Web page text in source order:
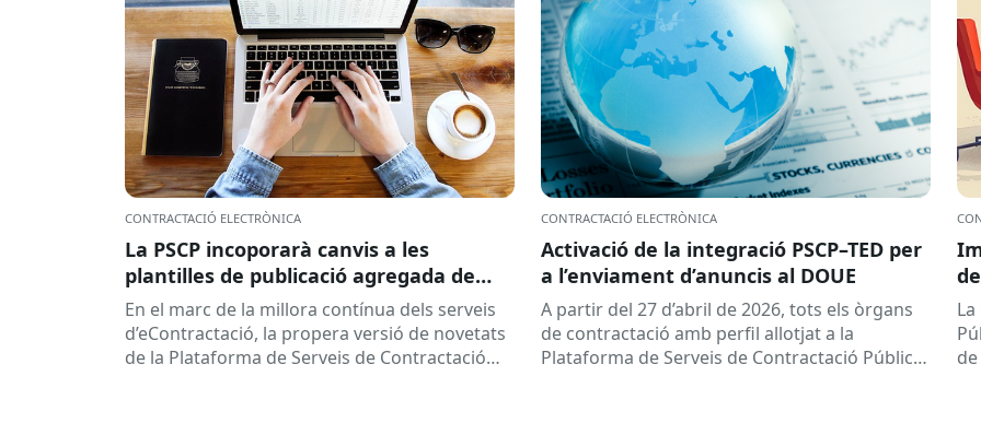
CONTRACTACIÓ ELECTRÒNICA
La PSCP incoporarà canvis a les
plantilles de publicació agregada de
contractes per millorar la integració
amb el RPC
En el marc de la millora contínua dels serveis
d’eContractació, la propera versió de novetats
de la Plataforma de Serveis de Contractació
CONTRACTACIÓ ELECTRÒNICA
Activació de la integració PSCP–TED per
a l’enviament d’anuncis al DOUE
A partir del 27 d’abril de 2026, tots els òrgans
de contractació amb perfil allotjat a la
Plataforma de Serveis de Contractació Pública